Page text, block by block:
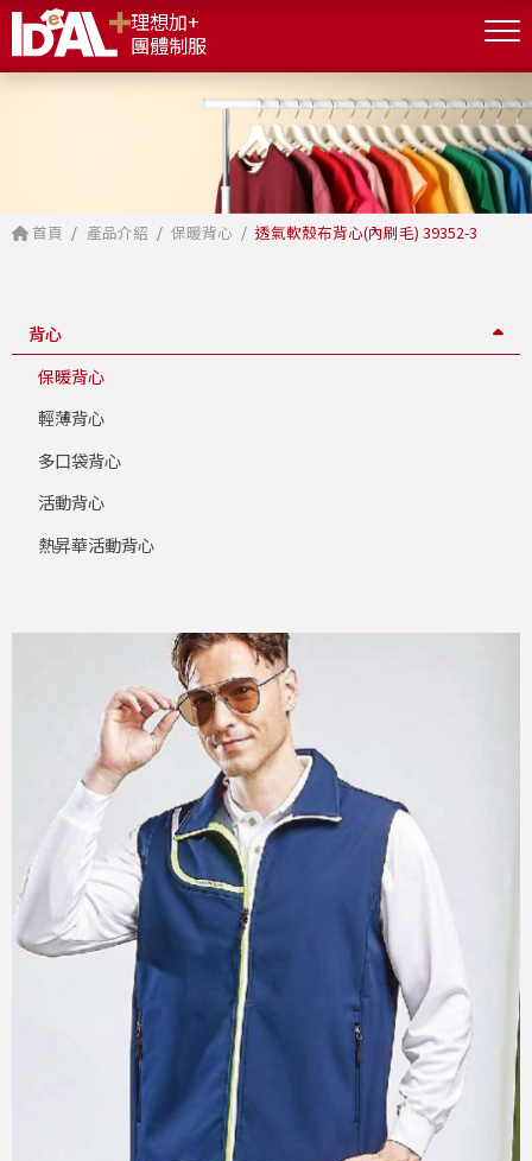
理想加+
團體制服
首頁 產品介紹 保暖背心 透氣軟殼布背心(內刷毛) 39352-3
背心
保暖背心
輕薄背心
多口袋背心
活動背心
熱昇華活動背心